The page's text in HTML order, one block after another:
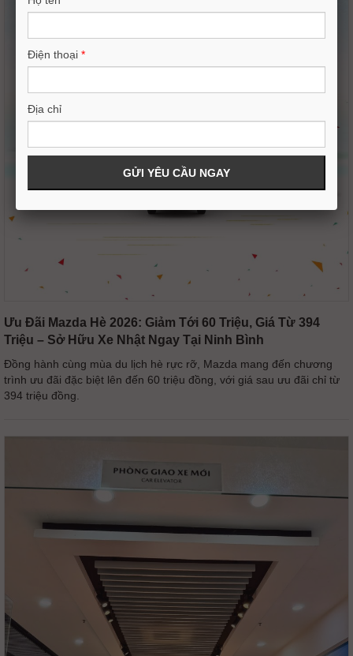
Ưu Đãi Mazda Hè 2026: Giảm Tới 60 Triệu, Giá Từ 394
Triệu – Sở Hữu Xe Nhật Ngay Tại Ninh Bình
Đồng hành cùng mùa du lịch hè rực rỡ, Mazda mang đến chương
trình ưu đãi đặc biệt lên đến 60 triệu đồng, với giá sau ưu đãi chỉ từ
394 triệu đồng.
Điện thoại *
Địa chỉ